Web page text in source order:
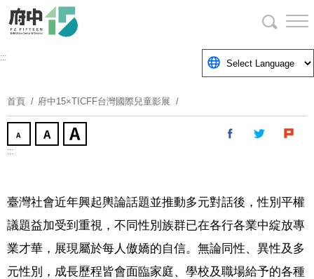
要
塊
:::
首頁 府中15×TICFF台灣國際兒童影展
:::
臺灣社會近年興起輿論話題並推動多元對話後，性別平權
議題益加受到重視，不同性別族群已在各行各業中綻放專
業才華，展現屬於每人傲嬌的自信。無論同性、異性及多
元性別，成長歷程皆會面臨家庭、學校及職場給予的各種